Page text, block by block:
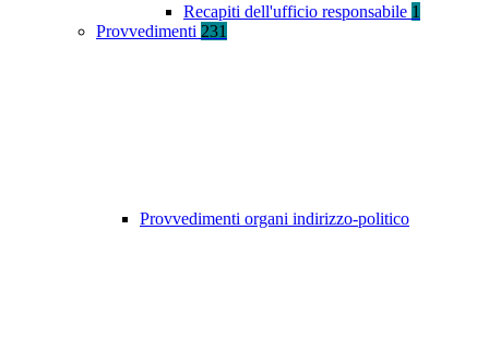
Recapiti dell'ufficio responsabile 1
Provvedimenti 231
Provvedimenti organi indirizzo-politico